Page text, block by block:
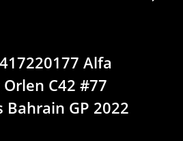
Alfa
C42 #77
GP 2022